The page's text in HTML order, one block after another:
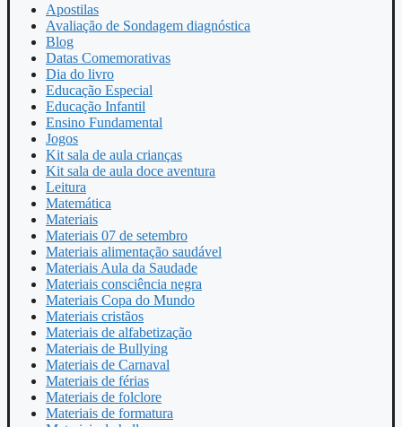
Apostilas
Avaliação de Sondagem diagnóstica
Blog
Datas Comemorativas
Dia do livro
Educação Especial
Educação Infantil
Ensino Fundamental
Jogos
Kit sala de aula crianças
Kit sala de aula doce aventura
Leitura
Matemática
Materiais
Materiais 07 de setembro
Materiais alimentação saudável
Materiais Aula da Saudade
Materiais consciência negra
Materiais Copa do Mundo
Materiais cristãos
Materiais de alfabetização
Materiais de Bullying
Materiais de Carnaval
Materiais de férias
Materiais de folclore
Materiais de formatura